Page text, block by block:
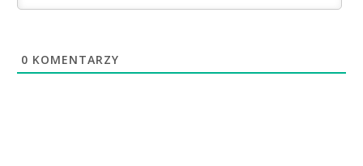
0 KOMENTARZY